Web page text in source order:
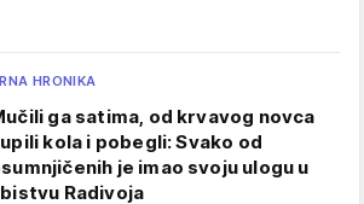
HRONIKA
ga satima, od krvavog novca
kola i pobegli: Svako od
je imao svoju ulogu u
Radivoja